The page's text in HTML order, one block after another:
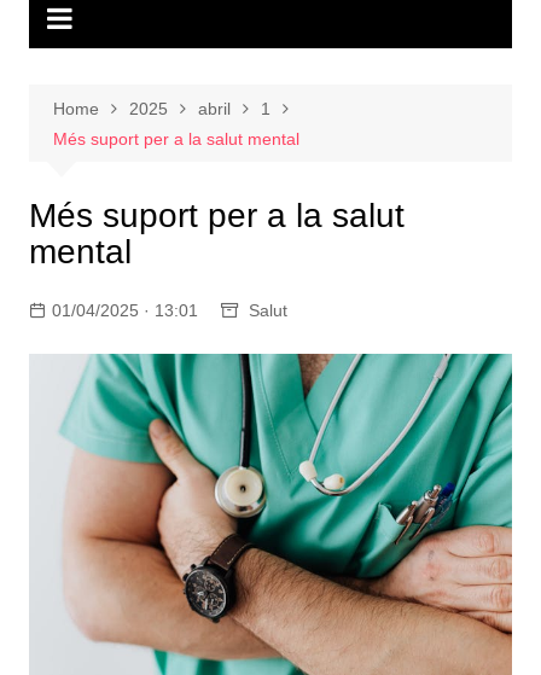
Home 2025 abril
1
Més suport per a la salut mental
Més suport per a la salut
mental
01/04/2025 · 13:01 Salut